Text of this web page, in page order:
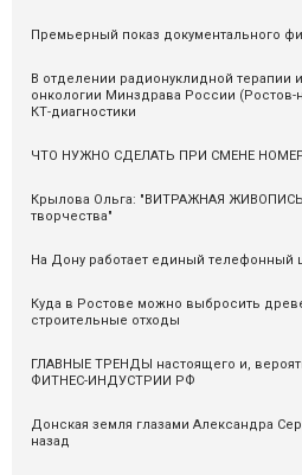
Премьерный показ документального
В отделении радионуклидной терапии
онкологии Минздрава России (Ростов-
КТ-диагностики
ЧТО НУЖНО СДЕЛАТЬ ПРИ СМЕНЕ
Крылова Ольга: "ВИТРАЖНАЯ ЖИВОПИСЬ
творчества"
На Дону работает единый телефонный
Куда в Ростове можно выбросить
строительные отходы
ГЛАВНЫЕ ТРЕНДЫ настоящего и,
ФИТНЕС-ИНДУСТРИИ РФ
Донская земля глазами Александра
назад